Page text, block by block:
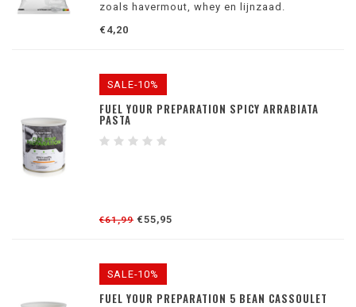
zoals havermout, whey en lijnzaad.
€4,20
SALE-10%
FUEL YOUR PREPARATION SPICY ARRABIATA
PASTA
€61,99 €55,95
SALE-10%
FUEL YOUR PREPARATION 5 BEAN CASSOULET